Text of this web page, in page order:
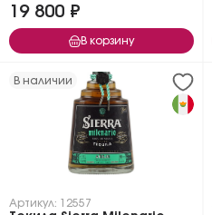
19 800 ₽
В корзину
В наличии
Артикул: 12557